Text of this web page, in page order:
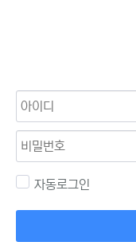
자동로그인